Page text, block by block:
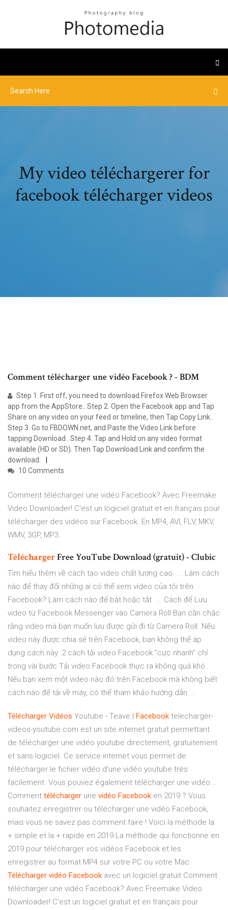
My video téléchargerer for
facebook télécharger videos
Comment télécharger une vidéo Facebook ? - BDM
Step 1. First off, you need to download Firefox Web Browser
app from the AppStore.. Step 2. Open the Facebook app and Tap
Share on any video on your feed or timeline, then Tap Copy Link..
Step 3. Go to FBDOWN.net, and Paste the Video Link before
tapping Download.. Step 4. Tap and Hold on any video format
available (HD or SD). Then Tap Download Link and confirm the
download.
10 Comments
Comment télécharger une vidéo Facebook? Avec Freemake
Video Downloader! C'est un logiciel gratuit et en français pour
télécharger des vidéos sur Facebook. En MP4, AVI, FLV, MKV,
WMV, 3GP, MP3.
TéléchargerFree YouTube Download (gratuit) - Clubic
Tìm hiểu thêm về cách tạo video chất lượng cao. ... Làm cách
nào để thay đổi những ai có thể xem video của tôi trên
Facebook? Làm cách nào để bật hoặc tắt ... Cách để Lưu
video từ Facebook Messenger vào Camera Roll Bạn cần chắc
rằng video mà bạn muốn lưu được gửi đi từ Camera Roll. Nếu
video này được chia sẻ trên Facebook, bạn không thể áp
dụng cách này. 2 cách tải video Facebook "cực nhanh" chỉ
trong vài bước Tải video Facebook thực ra không quá khó.
Nếu bạn xem một video nào đó trên Facebook mà không biết
cách nào để tải về máy, có thể tham khảo hướng dẫn ...
Télécharger Vidéos Youtube - Teave | Facebook telecharger-
videos-youtube.com est un site internet gratuit permettant
de télécharger une vidéo youtube directement, gratuitement
et sans logiciel. Ce service internet vous permet de
télécharger le fichier vidéo d'une vidéo youtube très
facilement. Vous pouvez également télécharger une vidéo...
Comment télécharger une vidéo Facebook en 2019 ? Vous
souhaitez enregistrer ou télécharger une vidéo Facebook,
mais vous ne savez pas comment faire ! Voici la méthode la
+ simple et la + rapide en 2019.La méthode qui fonctionne en
2019 pour télécharger vos vidéos Facebook et les
enregistrer au format MP4 sur votre PC ou votre Mac.
Télécharger vidéo Facebook avec un logiciel gratuit Comment
télécharger une vidéo Facebook? Avec Freemake Video
Downloader! C'est un logiciel gratuit et en français pour